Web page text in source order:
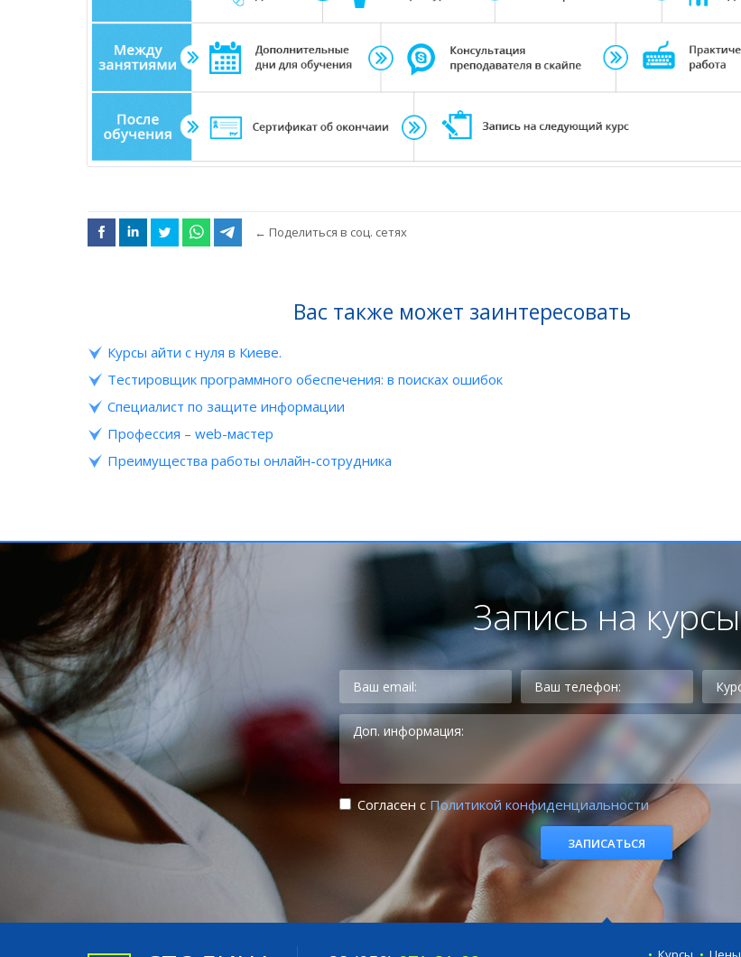
← Поделиться в соц. сетях
Вас также может заинтересовать
Курсы айти с нуля в Киеве.
Тестировщик программного обеспечения: в поисках ошибок
Специалист по защите информации
Профессия – web-мастер
Преимущества работы онлайн-сотрудника
Запись на курсы
Cогласен с Политикой конфиденциальности